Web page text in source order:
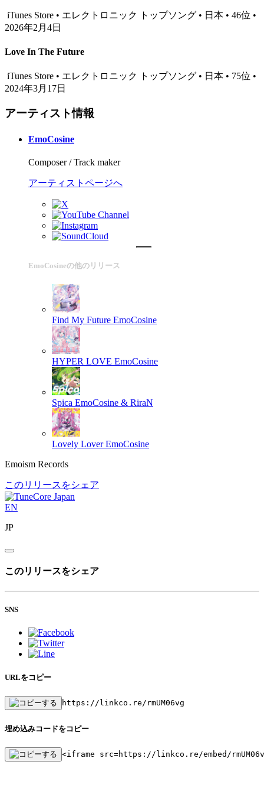
iTunes Store • エレクトロニック トップソング • 日本 • 46位 •
2026年2月4日
Love In The Future
iTunes Store • エレクトロニック トップソング • 日本 • 75位 •
2024年3月17日
アーティスト情報
EmoCosine
Composer / Track maker
アーティストページへ
EmoCosineの他のリリース
Find My Future EmoCosine
HYPER LOVE EmoCosine
Spica EmoCosine & RiraN
Lovely Lover EmoCosine
Emoism Records
このリリースをシェア
EN
JP
このリリースをシェア
SNS
URLをコピー
https://linkco.re/rmUM06vg
埋め込みコードをコピー
<iframe src=https://linkco.re/embed/